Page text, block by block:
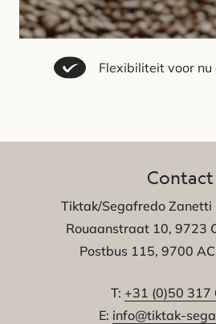
Flexibiliteit voor nu
Contact
Tiktak/Segafredo Zanetti
Rouaanstraat 10, 9723
Postbus 115, 9700
T: +31 (0)50 317
E: info@tiktak-